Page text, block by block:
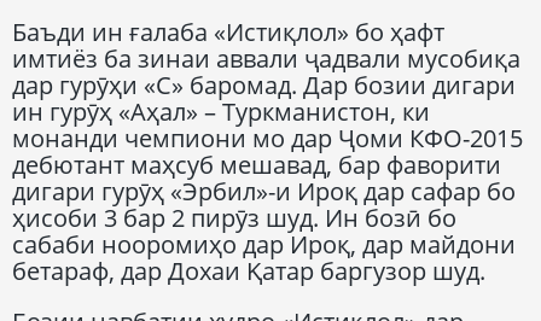
Баъди ин ғалаба «Истиқлол» бо ҳафт
имтиёз ба зинаи аввали ҷадвали мусобиқа
дар гурӯҳи «С» баромад. Дар бозии дигари
ин гурӯҳ «Аҳал» – Туркманистон, ки
монанди чемпиони мо дар Ҷоми КФО-2015
дебютант маҳсуб мешавад, бар фаворити
дигари гурӯҳ «Эрбил»-и Ироқ дар сафар бо
ҳисоби 3 бар 2 пирӯз шуд. Ин бозӣ бо
сабаби нооромиҳо дар Ироқ, дар майдони
бетараф, дар Дохаи Қатар баргузор шуд.